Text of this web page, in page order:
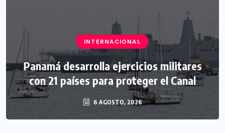
INTERNACIONAL
Panamá desarrolla ejercicios militares
con 21 países para proteger el Canal
6 AGOSTO, 2026